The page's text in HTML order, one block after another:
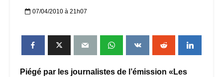
07/04/2010 à 21h07
Piégé par les journalistes de l’émission «Les